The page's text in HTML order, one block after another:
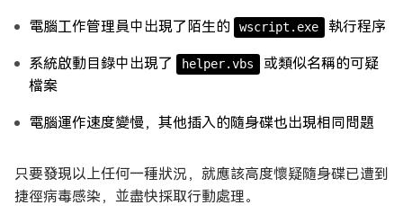
電腦工作管理員中出現了陌生的 wscript.exe 執行程序
系統啟動目錄中出現了 helper.vbs
或類似名稱的可疑
檔案
電腦運作速度變慢，其他插入的隨身碟也出現相同問題
只要發現以上任何一種狀況，就應該高度懷疑隨身碟已遭到
捷徑病毒感染，並盡快採取行動處理。